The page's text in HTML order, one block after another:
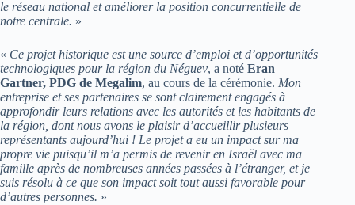
le réseau national et améliorer la position concurrentielle de
notre centrale. »
« Ce projet historique est une source d’emploi et d’opportunités
technologiques pour la région du Néguev, a noté Eran
Gartner, PDG de Megalim, au cours de la cérémonie. Mon
entreprise et ses partenaires se sont clairement engagés à
approfondir leurs relations avec les autorités et les habitants de
la région, dont nous avons le plaisir d’accueillir plusieurs
représentants aujourd’hui ! Le projet a eu un impact sur ma
propre vie puisqu’il m’a permis de revenir en Israël avec ma
famille après de nombreuses années passées à l’étranger, et je
suis résolu à ce que son impact soit tout aussi favorable pour
d’autres personnes. »